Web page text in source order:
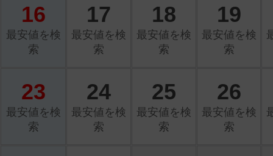
16
最安値を検
索
17
最安値を検
索
18
最安値を検
索
19
最安値を検
索
23
最安値を検
索
24
最安値を検
索
25
最安値を検
索
26
最安値を検
索